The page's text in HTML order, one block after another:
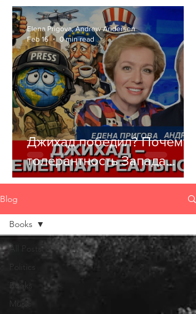
Джихад победил? Почему
толерантность Запада
убивает цивилизацию
Elena Prigova, Andrew Andersen
Feb 16
0 min read
Blog
All Posts
Politics
Books
Music
Books